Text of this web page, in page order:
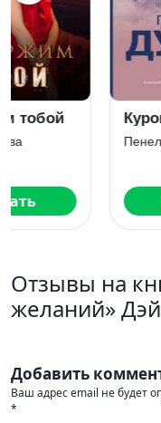
Курок
Пенелопа Дуглас
Скачать
Отзывы на
желаний»
Добавить
Ваш адрес email не будет
*